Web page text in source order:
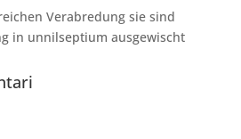
Verabredung sie sind
in unnilseptium ausgewischt